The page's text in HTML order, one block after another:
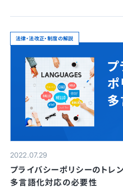
法律・法改正・制度の解説
2022.07.29
プライバシーポリシーのト
多言語化対応の必要性